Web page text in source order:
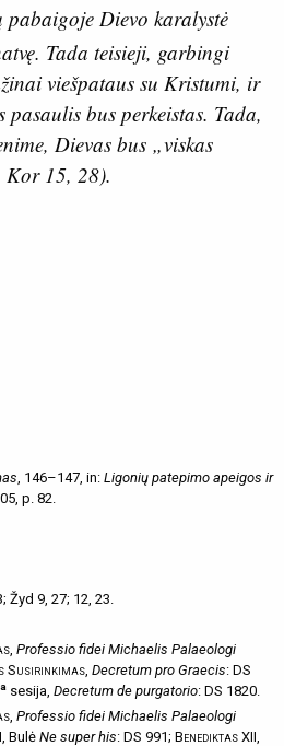
pabaigoje Dievo karalystė
Tada teisieji, garbingi
viešpataus su Kristumi, ir
pasaulis bus perkeistas. Tada,
Dievas bus „viskas
Kor 15, 28).
, 146–147, in: Ligonių patepimo apeigos ir
p. 82.
Žyd 9, 27; 12, 23.
, Professio fidei Michaelis Palaeologi
Susirinkimas, Decretum pro Graecis: DS
a sesija, Decretum de purgatorio: DS 1820.
, Professio fidei Michaelis Palaeologi
, Bulė Ne super his: DS 991; Benediktas XII,